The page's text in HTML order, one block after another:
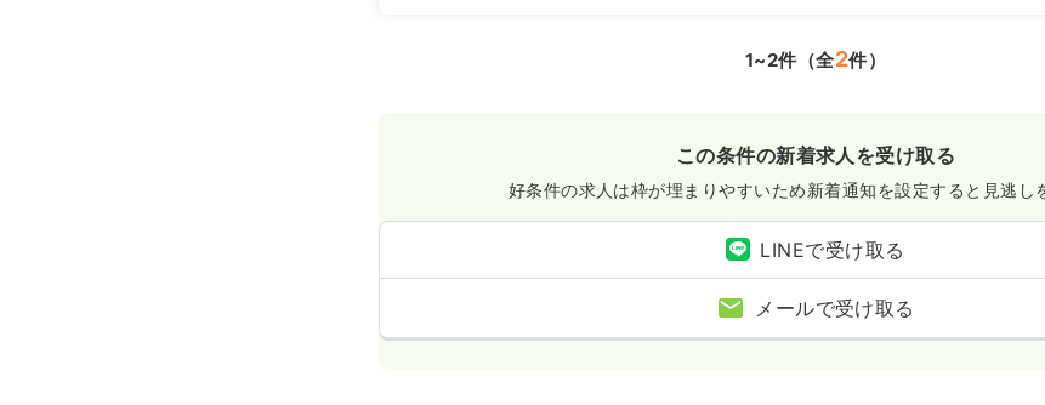
1~2件（全2件）
この条件の新着求人を受け取る
好条件の求人は枠が埋まりやすいため新着通知を設定すると見逃し
LINEで受け取る
メールで受け取る